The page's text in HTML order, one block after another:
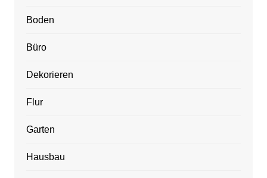
Boden
Büro
Dekorieren
Flur
Garten
Hausbau